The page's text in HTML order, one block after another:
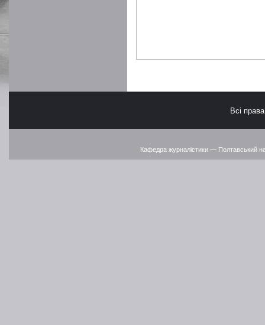
Всі
Кафедра журналістики — Полтавський